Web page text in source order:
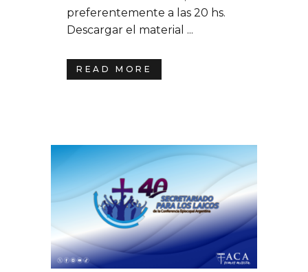
preferentemente a las 20 hs.
Descargar el material ...
READ MORE